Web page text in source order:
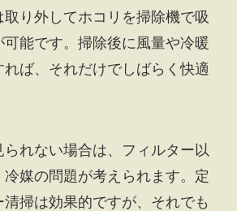
り外してホコリを掃除機で吸
可能です。掃除後に風量や冷暖
ば、それだけでしばらく快適
れない場合は、フィルター以
媒の問題が考えられます。定
掃は効果的ですが、それでも